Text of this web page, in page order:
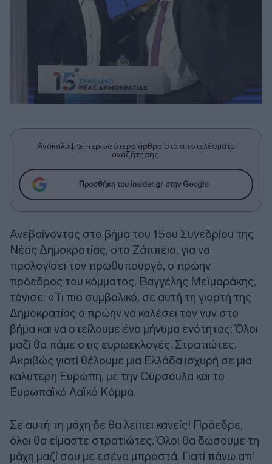
Ανακαλύψτε περισσότερα άρθρα στα αποτελέσματα
αναζήτησης.
Προσθήκη του insider.gr στην Google
Ανεβαίνοντας στο βήμα του 15ου Συνεδρίου της
Νέας Δημοκρατίας, στο Ζάππειο, για να
προλογίσει τον πρωθυπουργό, ο πρώην
πρόεδρος του κόμματος, Βαγγέλης Μεϊμαράκης,
τόνισε: «Τι πιο συμβολικό, σε αυτή τη γιορτή της
Δημοκρατίας ο πρώην να καλέσει τον νυν στο
βήμα και να στείλουμε ένα μήνυμα ενότητας: Όλοι
μαζί θα πάμε στις ευρωεκλογές. Στρατιώτες.
Ακριβώς γιατί θέλουμε μια Ελλάδα ισχυρή σε μια
καλύτερη Ευρώπη, με την Ούρσουλα και το
Ευρωπαϊκό Λαϊκό Κόμμα.
Σε αυτή τη μάχη δε θα λείπει κανείς! Πρόεδρε,
όλοι θα είμαστε στρατιώτες. Όλοι θα δώσουμε τη
μάχη μαζί σου με εσένα μπροστά. Γιατί πάνω απ'